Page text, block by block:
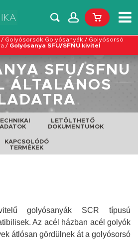
/ Golyósorsók Golyósanyák / Golyósorsó
/ Golyósanya SFU/SFNU kivitel
SFU/SFNU
ÁLTALÁNOS
ADATOK
LETÖLTHETŐ
DOKUMENTUMOK
KAPCSOLÓDÓ
TERMÉKEK
golyósanyák SCR típusú
Az acél házban acél golyók
átlósan gördülnek át a golyósorsó